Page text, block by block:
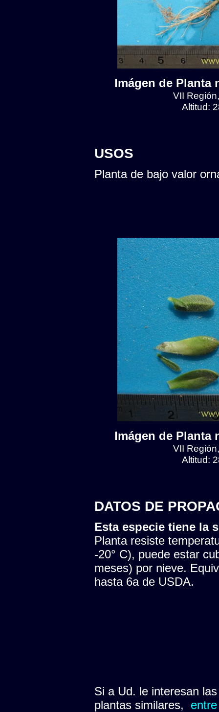
Imágen de Planta
VII
Altitud:
USOS
Planta de bajo valor
Imágen de Planta
VII
Altitud:
DATOS DE
Esta especie tiene la
Planta resiste
-20° C), puede estar
meses) por nieve.
hasta 6a de USDA.
Si a Ud. le interesan
plantas similares,